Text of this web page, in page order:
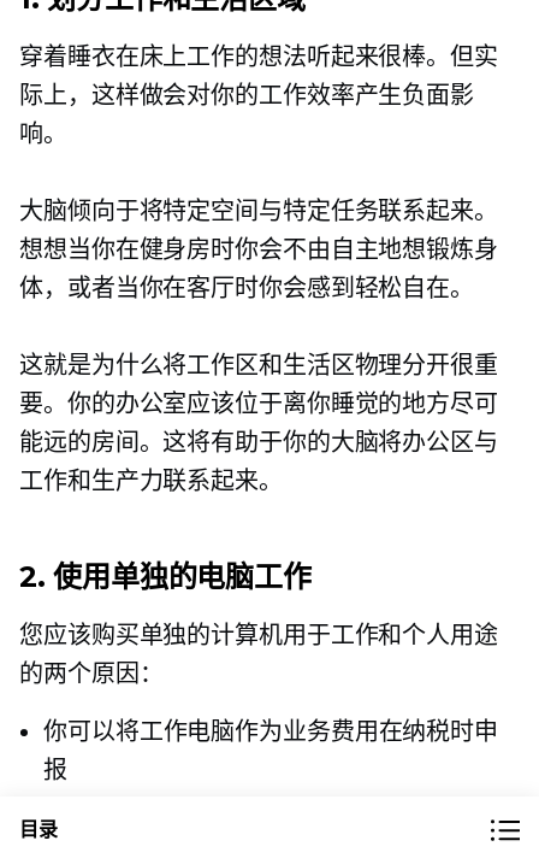
穿着睡衣在床上工作的想法听起来很棒。但实
际上，这样做会对你的工作效率产生负面影
响。
大脑倾向于将特定空间与特定任务联系起来。
想想当你在健身房时你会不由自主地想锻炼身
体，或者当你在客厅时你会感到轻松自在。
这就是为什么将工作区和生活区物理分开很重
要。你的办公室应该位于离你睡觉的地方尽可
能远的房间。这将有助于你的大脑将办公区与
工作和生产力联系起来。
2. 使用单独的电脑工作
您应该购买单独的计算机用于工作和个人用途
的两个原因：
你可以将工作电脑作为业务费用在纳税时申
报
你可以自定义工作电脑，消除分散注意力的
目录